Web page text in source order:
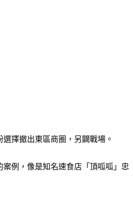
擇撤出東區商圈，另闢戰場。
例，像是知名速食店「頂呱呱」忠